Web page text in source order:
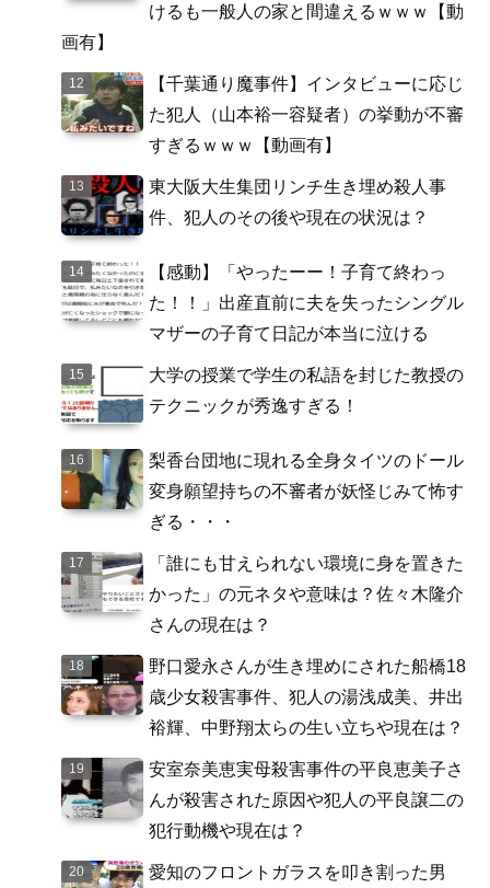
けるも一般人の家と間違えるｗｗｗ【動
画有】
【千葉通り魔事件】インタビューに応じ
た犯人（山本裕一容疑者）の挙動が不審
すぎるｗｗｗ【動画有】
東大阪大生集団リンチ生き埋め殺人事
件、犯人のその後や現在の状況は？
【感動】「やったーー！子育て終わっ
た！！」出産直前に夫を失ったシングル
マザーの子育て日記が本当に泣ける
大学の授業で学生の私語を封じた教授の
テクニックが秀逸すぎる！
梨香台団地に現れる全身タイツのドール
変身願望持ちの不審者が妖怪じみて怖す
ぎる・・・
「誰にも甘えられない環境に身を置きた
かった」の元ネタや意味は？佐々木隆介
さんの現在は？
野口愛永さんが生き埋めにされた船橋18
歳少女殺害事件、犯人の湯浅成美、井出
裕輝、中野翔太らの生い立ちや現在は？
安室奈美恵実母殺害事件の平良恵美子さ
んが殺害された原因や犯人の平良譲二の
犯行動機や現在は？
愛知のフロントガラスを叩き割った男